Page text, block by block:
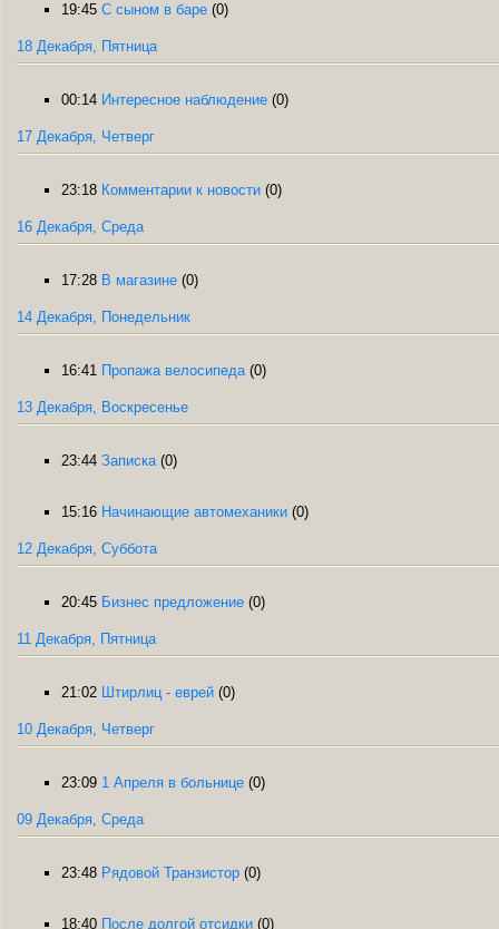
19:45 С сыном в баре (0)
18 Декабря, Пятница
00:14 Интересное наблюдение (0)
17 Декабря, Четверг
23:18 Комментарии к новости (0)
16 Декабря, Среда
17:28 В магазине (0)
14 Декабря, Понедельник
16:41 Пропажа велосипеда (0)
13 Декабря, Воскресенье
23:44 Записка (0)
15:16 Начинающие автомеханики (0)
12 Декабря, Суббота
20:45 Бизнес предложение (0)
11 Декабря, Пятница
21:02 Штирлиц - еврей (0)
10 Декабря, Четверг
23:09 1 Апреля в больнице (0)
09 Декабря, Среда
23:48 Рядовой Транзистор (0)
18:40 После долгой отсидки (0)